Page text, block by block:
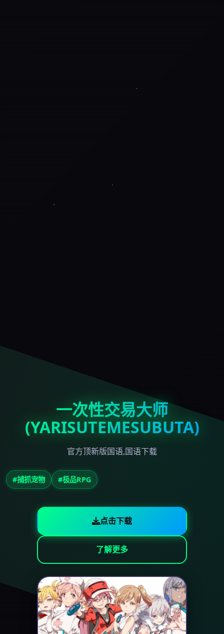
一次性交易大师
(YARISUTEMESUBUTA)
官方顶新版国语,国语下载
#捕抓宠物 #极品RPG
点击下载
了解更多